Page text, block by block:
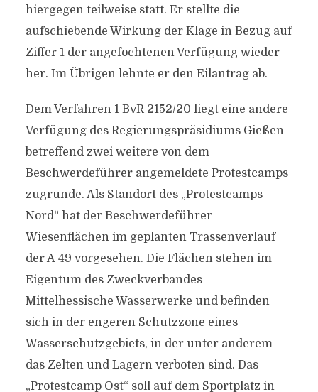
hiergegen teilweise statt. Er stellte die
aufschiebende Wirkung der Klage in Bezug auf
Ziffer 1 der angefochtenen Verfügung wieder
her. Im Übrigen lehnte er den Eilantrag ab.
Dem Verfahren 1 BvR 2152/20 liegt eine andere
Verfügung des Regierungspräsidiums Gießen
betreffend zwei weitere von dem
Beschwerdeführer angemeldete Protestcamps
zugrunde. Als Standort des „Protestcamps
Nord“ hat der Beschwerdeführer
Wiesenflächen im geplanten Trassenverlauf
der A 49 vorgesehen. Die Flächen stehen im
Eigentum des Zweckverbandes
Mittelhessische Wasserwerke und befinden
sich in der engeren Schutzzone eines
Wasserschutzgebiets, in der unter anderem
das Zelten und Lagern verboten sind. Das
„Protestcamp Ost“ soll auf dem Sportplatz in